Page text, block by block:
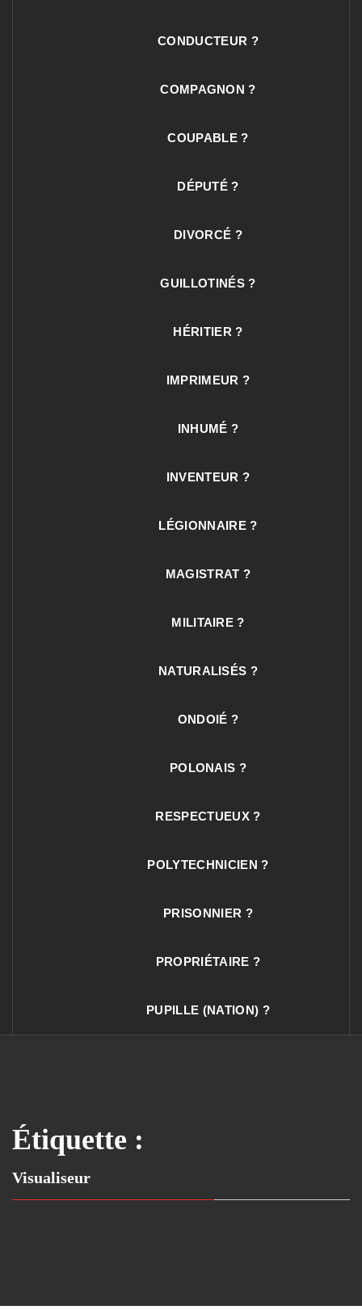
CONDUCTEUR ?
COMPAGNON ?
COUPABLE ?
DÉPUTÉ ?
DIVORCÉ ?
GUILLOTINÉS ?
HÉRITIER ?
IMPRIMEUR ?
INHUMÉ ?
INVENTEUR ?
LÉGIONNAIRE ?
MAGISTRAT ?
MILITAIRE ?
NATURALISÉS ?
ONDOIÉ ?
POLONAIS ?
RESPECTUEUX ?
POLYTECHNICIEN ?
PRISONNIER ?
PROPRIÉTAIRE ?
PUPILLE (NATION) ?
Étiquette :
Visualiseur